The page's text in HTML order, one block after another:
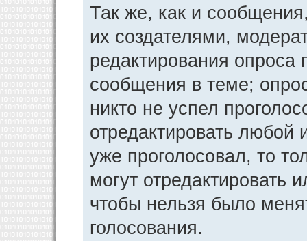
Так же, как и
их создателями,
редактирования опроса
сообщения в теме;
никто не успел
отредактировать любой
уже проголосовал, то
могут отредактировать
чтобы нельзя было
голосования.